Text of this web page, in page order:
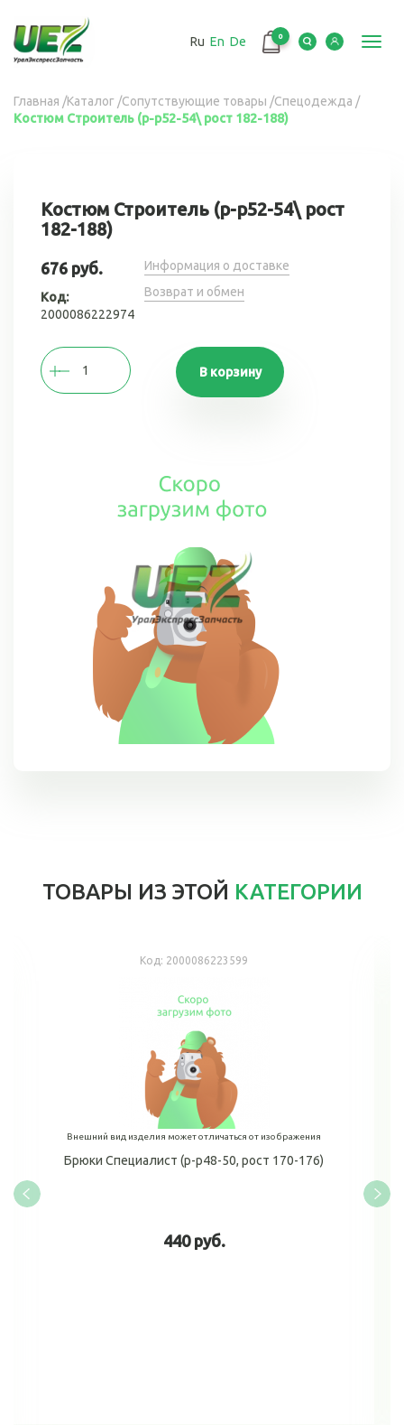
основному
содержанию
Ru En De 0
Вы
здесь
Главная /Каталог /Сопутствующие товары /Спецодежда /
Костюм Строитель (р-р52-54\ рост 182-188)
Костюм Строитель (р-р52-54\ рост
182-188)
676 руб.
Код:
2000086222974
Информация о доставке
Возврат и обмен
В корзину
ТОВАРЫ ИЗ ЭТОЙ КАТЕГОРИИ
Код: 2000086223599
Внешний вид изделия может отличаться от изображения
Брюки Специалист (р-р48-50, рост 170-176)
440 руб.